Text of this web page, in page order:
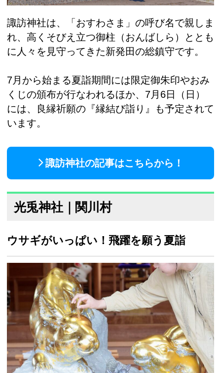
諏訪神社は、「おすわさま」の呼び名で親しま
れ、高くそびえ立つ御柱（おんばしら）ととも
に人々を見守ってきた新発田の総鎮守です。
7月から始まる夏詣期間には限定御朱印やおみ
くじの頒布が行なわれるほか、7月6日（日）
には、良縁祈願の『縁結び詣り』も予定されて
います。
諏訪神社の記事はこちらから！
光兎神社｜関川村
ウサギがいっぱい！飛躍を願う夏詣